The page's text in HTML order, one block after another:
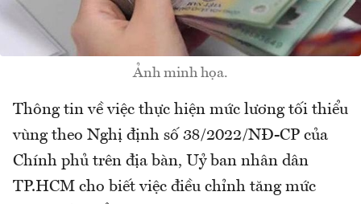
Ảnh minh họa.
Thông tin về việc thực hiện mức lương tối thiểu
vùng theo Nghị định số 38/2022/NĐ-CP của
Chính phủ trên địa bàn, Uỷ ban nhân dân
TP.HCM cho biết việc điều chỉnh tăng mức